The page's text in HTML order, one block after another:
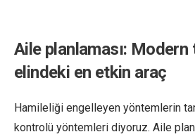
Aile planlaması: Modern
elindeki en etkin araç
Hamileliği engelleyen yöntemlerin
kontrolü yöntemleri diyoruz. Aile